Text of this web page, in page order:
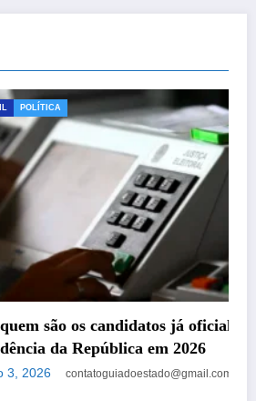
candidatos já oficializados à
em 2026